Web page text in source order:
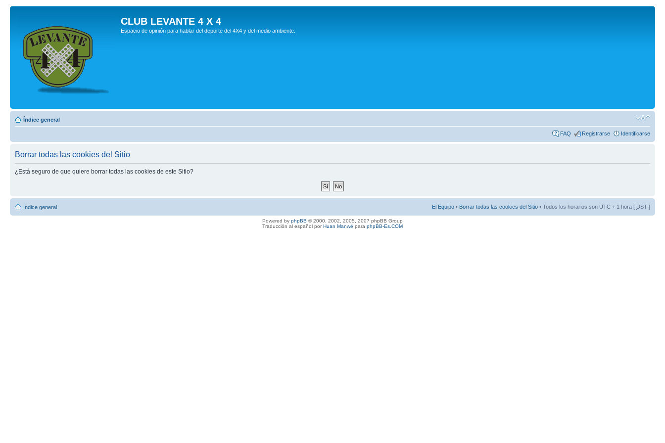
CLUB LEVANTE 4 X 4
Espacio de opinión para hablar del deporte del 4X4 y del medio ambiente.
Índice general
FAQ Registrarse Identificarse
Borrar todas las cookies del Sitio
¿Está seguro de que quiere borrar todas las cookies de este Sitio?
Índice general El Equipo • Borrar todas las cookies del Sitio • Todos los horarios son UTC + 1 hora [ DST ]
Powered by phpBB © 2000, 2002, 2005, 2007 phpBB Group
Traducción al español porHuan Manwë para phpBB-Es.COM